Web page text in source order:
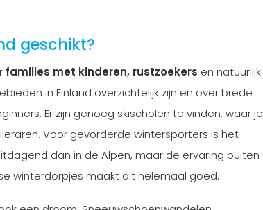
geschikt?
families met kinderen, rustzoekers en natuurlijk
in Finland overzichtelijk zijn en over brede
Er zijn genoeg skischolen te vinden, waar je
Voor gevorderde wintersporters is het
dan in de Alpen, maar de ervaring buiten
winterdorpjes maakt dit helemaal goed.